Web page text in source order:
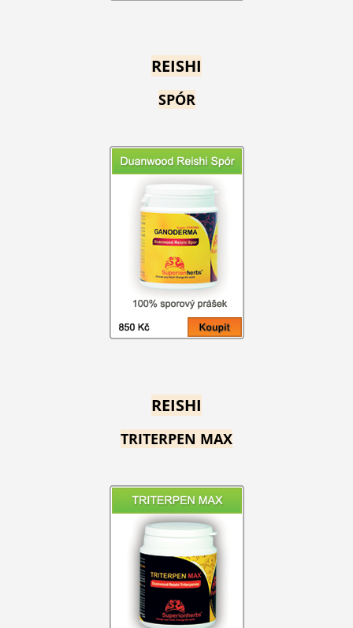
REISHI
SPÓR
REISHI
TRITERPEN MAX